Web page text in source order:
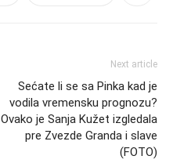
Next article
Sećate li se sa Pinka kad je
vodila vremensku prognozu?
Ovako je Sanja Kužet izgledala
pre Zvezde Granda i slave
(FOTO)